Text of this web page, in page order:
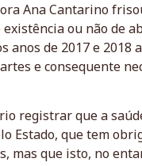
Ana Cantarino
existência ou não de
anos de 2017 e 2018
e consequente
registrar que a
Estado, que tem
mas que isto, no